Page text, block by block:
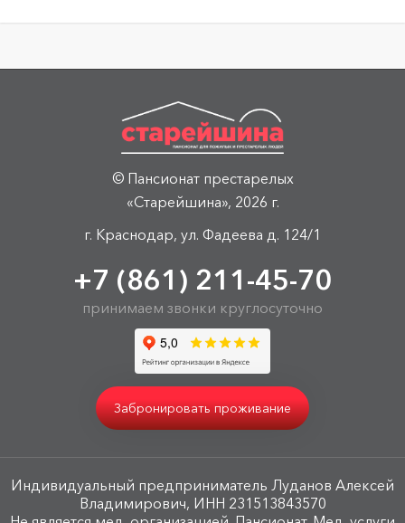
© Пансионат престарелых
«Старейшина», 2026 г.
г. Краснодар, ул. Фадеева д. 124/1
+7 (861) 211-45-70
принимаем звонки круглосуточно
Забронировать проживание
Индивидуальный предприниматель Луданов Алексей
Владимирович, ИНН 231513843570